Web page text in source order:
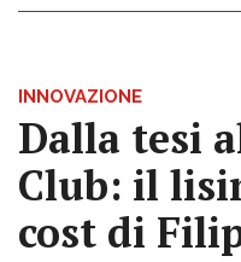
INNOVAZIONE
Dalla tesi
Club: il
cost di